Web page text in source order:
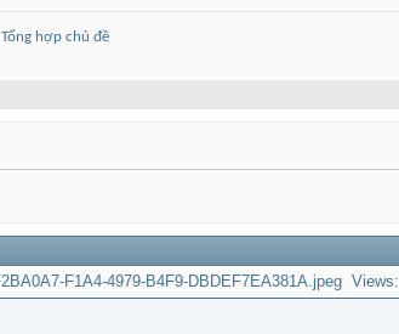
Tổng hợp chủ đề